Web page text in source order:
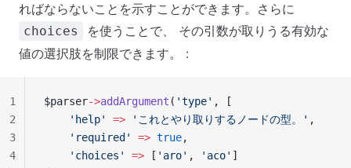
ればならないことを示すことができます。さらに
choices
を使うことで、 その引数が取りうる有効な
値の選択肢を制限できます。 :
$parser->addArgument ( 'type' , [
    'help'
=> 'これとやり取りするノードの型。' ,
    'required'
=> true,
    'choices'
=> [ 'aro' , 'aco' ]
1
2
3
4